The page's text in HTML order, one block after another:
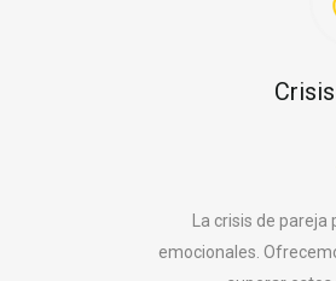
La crisis de
emocionales.